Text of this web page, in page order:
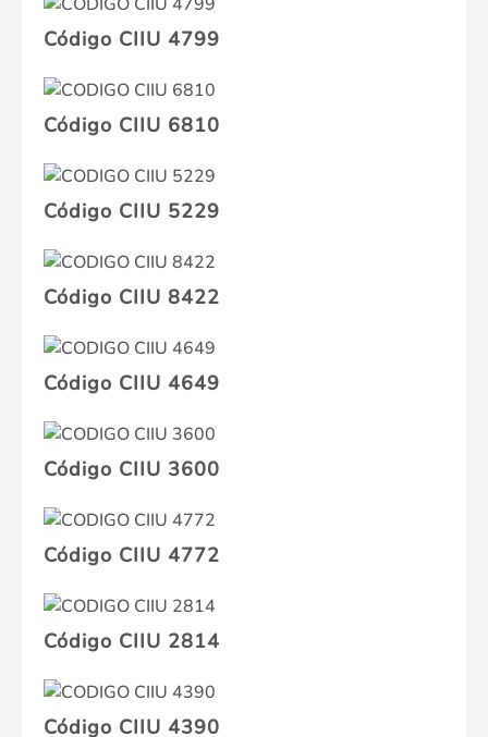
Código CIIU 4799
Código CIIU 6810
Código CIIU 5229
Código CIIU 8422
Código CIIU 4649
Código CIIU 3600
Código CIIU 4772
Código CIIU 2814
Código CIIU 4390